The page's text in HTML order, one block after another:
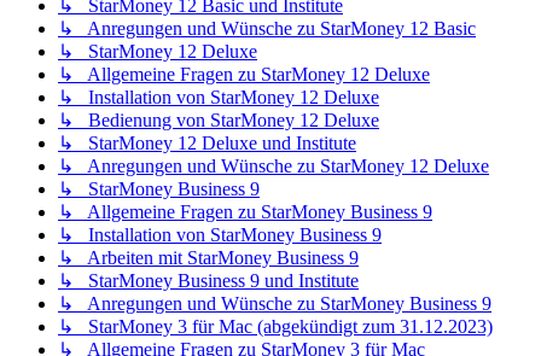
↳ StarMoney 12 Basic und Institute
↳ Anregungen und Wünsche zu StarMoney 12 Basic
↳ StarMoney 12 Deluxe
↳ Allgemeine Fragen zu StarMoney 12 Deluxe
↳ Installation von StarMoney 12 Deluxe
↳ Bedienung von StarMoney 12 Deluxe
↳ StarMoney 12 Deluxe und Institute
↳ Anregungen und Wünsche zu StarMoney 12 Deluxe
↳ StarMoney Business 9
↳ Allgemeine Fragen zu StarMoney Business 9
↳ Installation von StarMoney Business 9
↳ Arbeiten mit StarMoney Business 9
↳ StarMoney Business 9 und Institute
↳ Anregungen und Wünsche zu StarMoney Business 9
↳ StarMoney 3 für Mac (abgekündigt zum 31.12.2023)
↳ Allgemeine Fragen zu StarMoney 3 für Mac